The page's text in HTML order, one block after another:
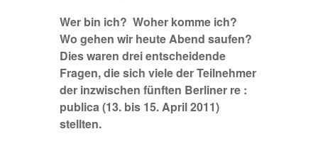
Wer bin ich?  Woher komme ich? 
Wo gehen wir heute Abend saufen? 
Dies waren drei entscheidende
Fragen, die sich viele der Teilnehmer
der inzwischen fünften Berliner re :
publica(13. bis 15. April 2011)
stellten.